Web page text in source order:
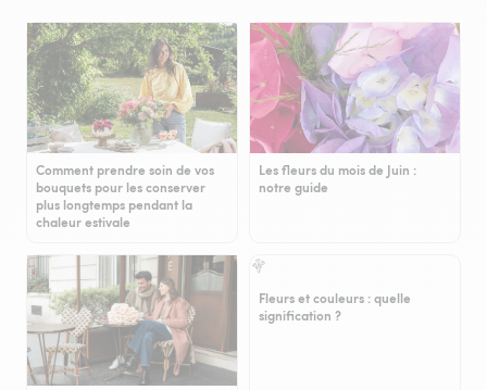
Comment prendre soin de vos
bouquets pour les conserver
plus longtemps pendant la
chaleur estivale
Les fleurs du mois de Juin :
notre guide
Fleurs et couleurs : quelle
signification ?